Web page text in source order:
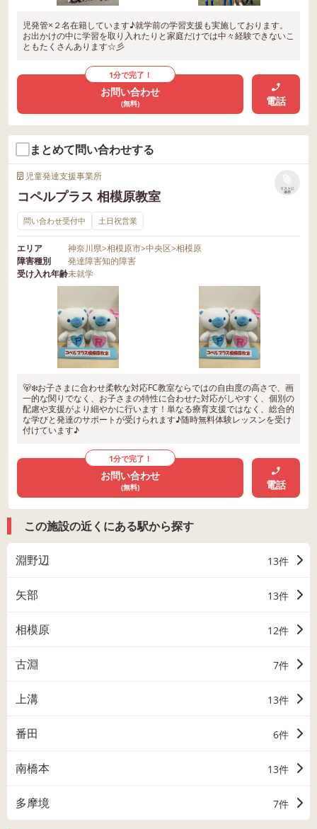
児発管×２名在籍しています♪就学前の学習支援も実施しております。
お出かけの中に学習を取り入れたりと家庭だけでは中々経験できないこ
ともたくさんあります☆彡
1分で完了！
お問い合わせ
(無料) 電話
まとめて問い合わせする
児童発達支援事業所
コペルプラス 相模原教室
リストに
保存
問い合わせ受付中 土日祝営業
エリア 神奈川県>相模原市>中央区>相模原
障害種別
発達障害知的障害
受け入れ年齢未就学
🐻‍❄️お子さまに合わせ柔軟な対応FC教室ならではの自由度の高さで、画
一的な関りでなく、お子さまの特性に合わせた対応がしやすく、個別の
配慮や支援がより細やかに行います！単なる療育支援ではなく、総合的
な学びと発達のサポートが受けられます♪随時無料体験レッスンを受け
付けています♪
1分で完了！
お問い合わせ
(無料) 電話
この施設の近くにある駅から探す
淵野辺 13件
矢部 13件
相模原 12件
古淵 7件
上溝 13件
番田 6件
南橋本 13件
多摩境 7件